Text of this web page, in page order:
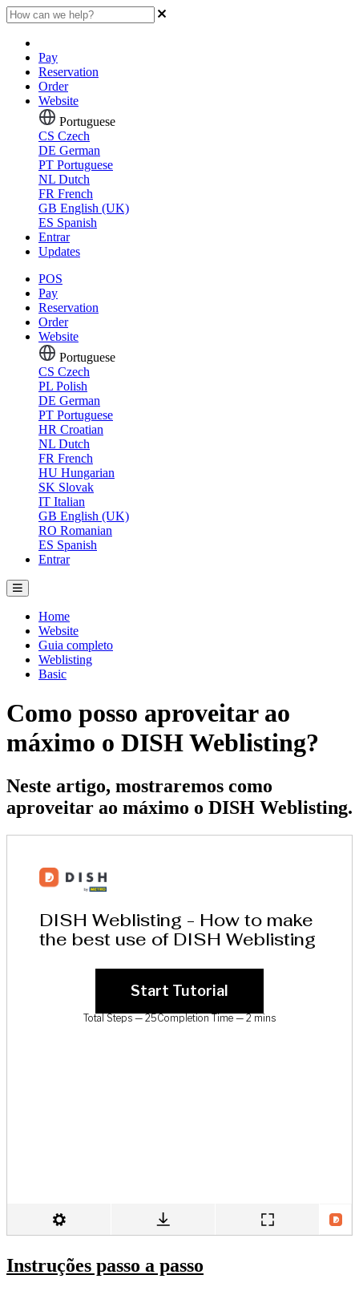
Pay
Reservation
Order
Website
Portuguese
CS Czech
DE German
PT Portuguese
NL Dutch
FR French
GB English (UK)
ES Spanish
Entrar
Updates
POS
Pay
Reservation
Order
Website
Portuguese
CS Czech
PL Polish
DE German
PT Portuguese
HR Croatian
NL Dutch
FR French
HU Hungarian
SK Slovak
IT Italian
GB English (UK)
RO Romanian
ES Spanish
Entrar
Home
Website
Guia completo
Weblisting
Basic
Como posso aproveitar ao
máximo o DISH Weblisting?
Neste artigo, mostraremos como
aproveitar ao máximo o DISH Weblisting.
Instruções passo a passo